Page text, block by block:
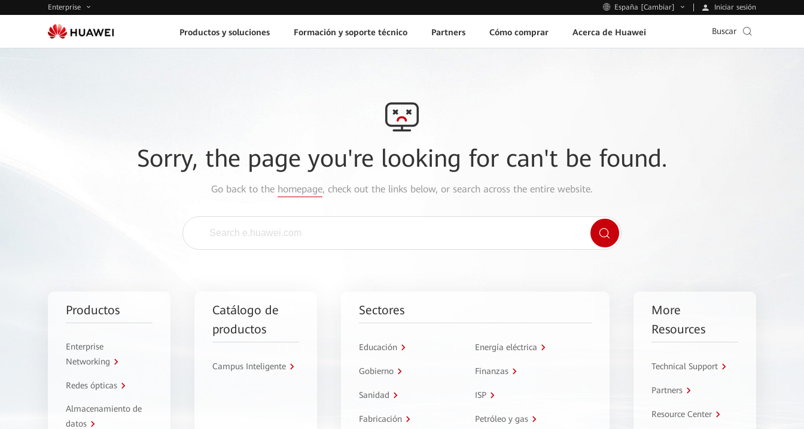
Enterprise España [Cambiar] Iniciar sesión
Productos y soluciones Formación y soporte técnico Partners Cómo comprar Acerca de Huawei Buscar
Sorry, the page you're looking for can't be found.
Go back to the homepage, check out the links below, or search across the entire website.
Productos
Enterprise
Networking
Redes ópticas
Almacenamiento de
datos
Catálogo de
productos
Campus Inteligente
Sectores
Educación Energía eléctrica
Gobierno Finanzas
Sanidad ISP
Fabricación Petróleo y gas
More
Resources
Technical Support
Partners
Resource Center